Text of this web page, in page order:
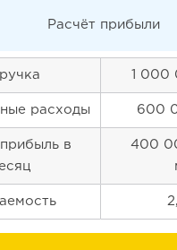
Расчёт прибыли
1
расходы 600
в
400